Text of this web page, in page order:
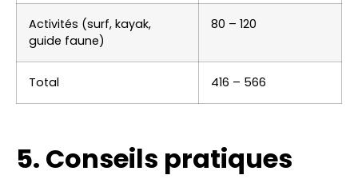
Activités (surf, kayak,
guide faune)
80 – 120
Total 416 – 566
5. Conseils pratiques